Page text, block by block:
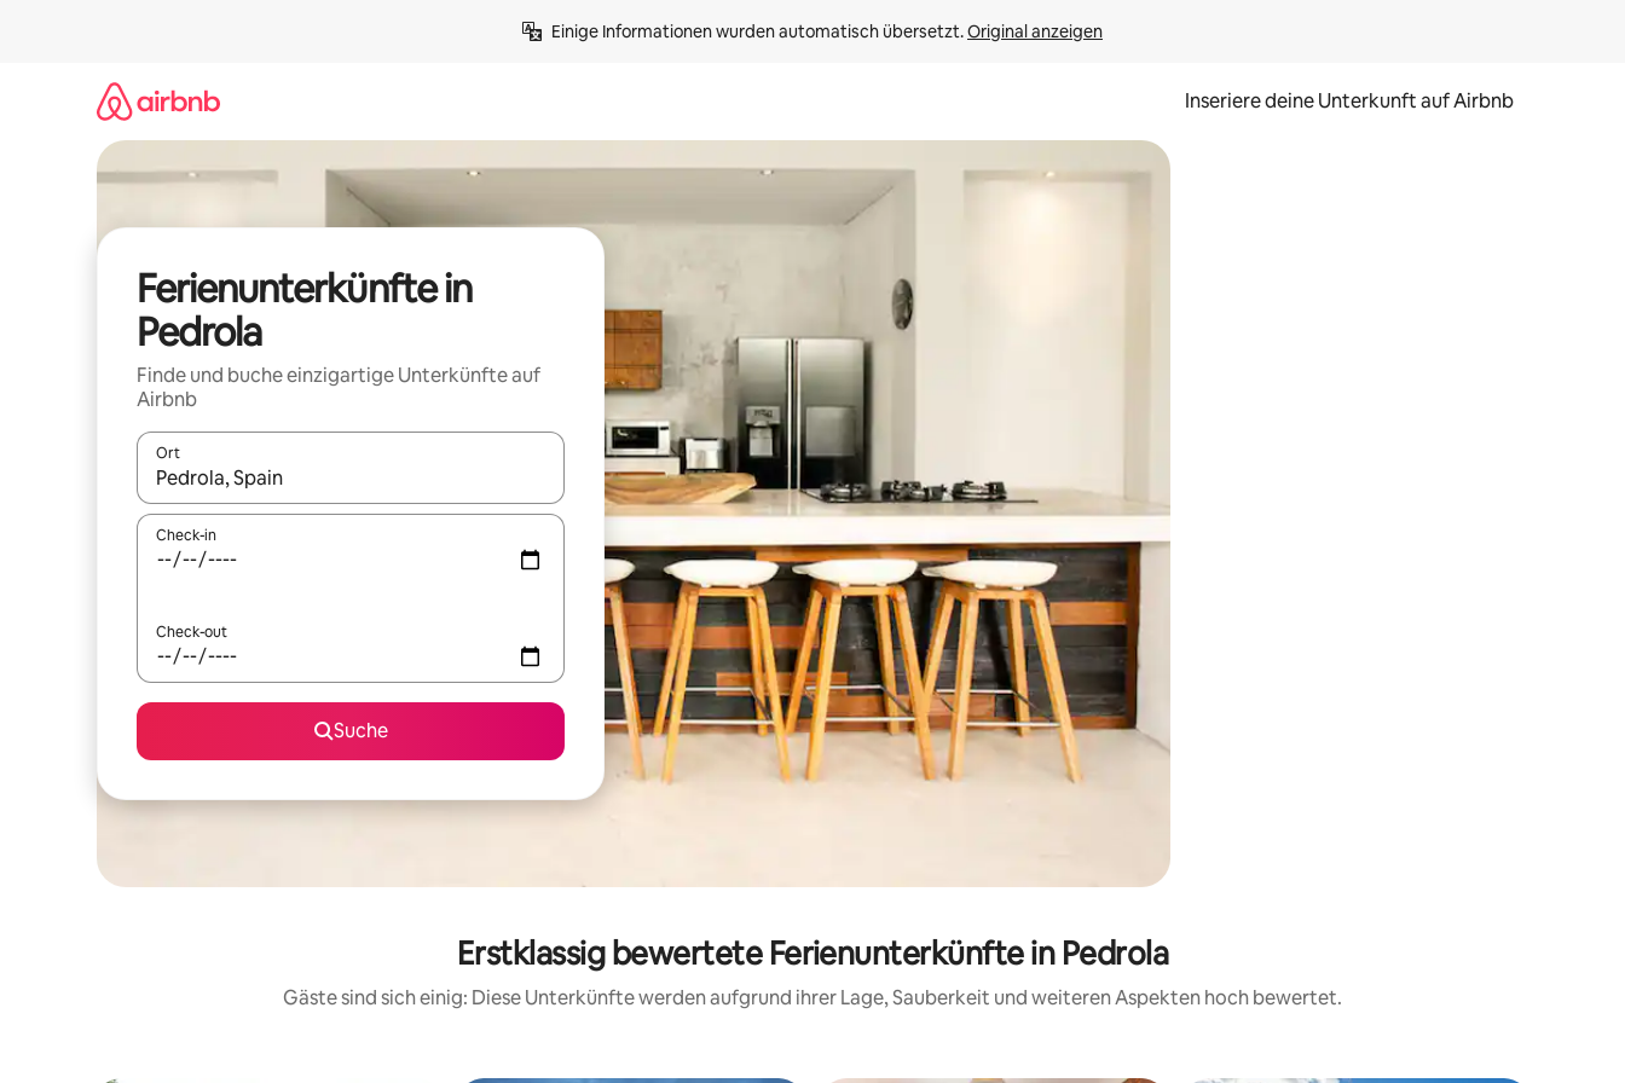
Einige Informationen wurden automatisch übersetzt. Original anzeigen
Inseriere deine Unterkunft auf Airbnb
Ferienunterkünfte in
Pedrola
Finde und buche einzigartige Unterkünfte auf
Airbnb
Ort
Wenn Ergebnisse verfügbar sind, navigiere mit den Pfeiltasten nach oben und unten oder erkunde die Ergebnisse durch Berühren oder Wischgesten.
Check-in
Check-out
Suche
Erstklassig bewertete Ferienunterkünfte in Pedrola
Gäste sind sich einig: Diese Unterkünfte werden aufgrund ihrer Lage, Sauberkeit und weiteren Aspekten hoch bewertet.